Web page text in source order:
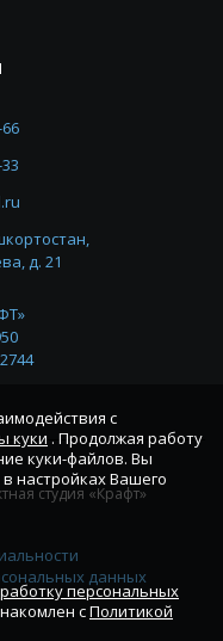
д. 21
студия «Крафт»
данных
с
куки . Продолжая работу
куки-файлов. Вы
настройках Вашего
персональных
сПолитикой